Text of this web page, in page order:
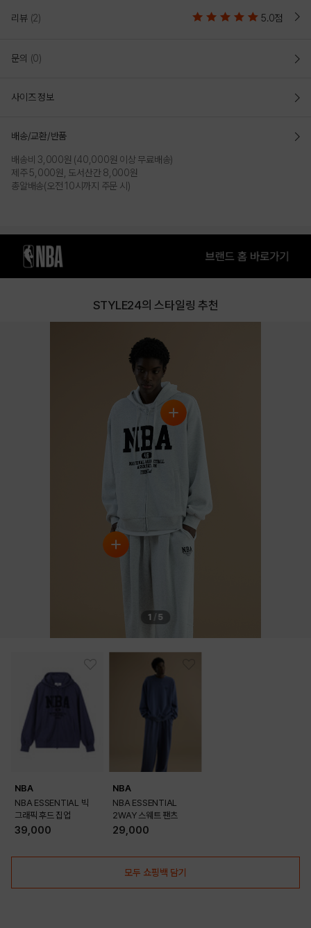
적합한 두께의 2WAY 팬츠
전체적으로 넉넉한 사이즈로 작업 된 와이드핏으로
편안하게 착장이 가능하면서 스트릿하게 연출가능
- 스몰로고 포인트로 조절 가능한 허리 스트링이 있음
- 고급스러운 외관과 부드러운 터치감의 CP소재의 양면메쉬 소재로 통기성이
좋아 간절기에 데일리로 활용하기 좋음
PURPLE
OUTFIT VIEW
리뷰 (2) 5.0점
문의 (0)
사이즈 정보
배송/교환/반품
배송비 3,000원 (40,000원 이상 무료배송)
제주 5,000원, 도서산간 8,000원
총알배송(오전 10시까지 주문 시)
STYLE24의 스타일링 추천
1 5
NBA
NBA ESSENTIAL 빅
그래픽 후드 집업
39,000
NBA
NBA ESSENTIAL
2WAY 스웨트 팬츠
29,000
모두 쇼핑백 담기